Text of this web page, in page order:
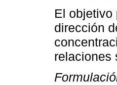
El objetivo
dirección
relaciones